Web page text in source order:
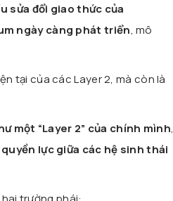
sửa đổi giao thức của
ngày càng phát triển, mô
tại của các Layer 2, mà còn là
một “Layer 2” của chính mình,
lực giữa các hệ sinh thái